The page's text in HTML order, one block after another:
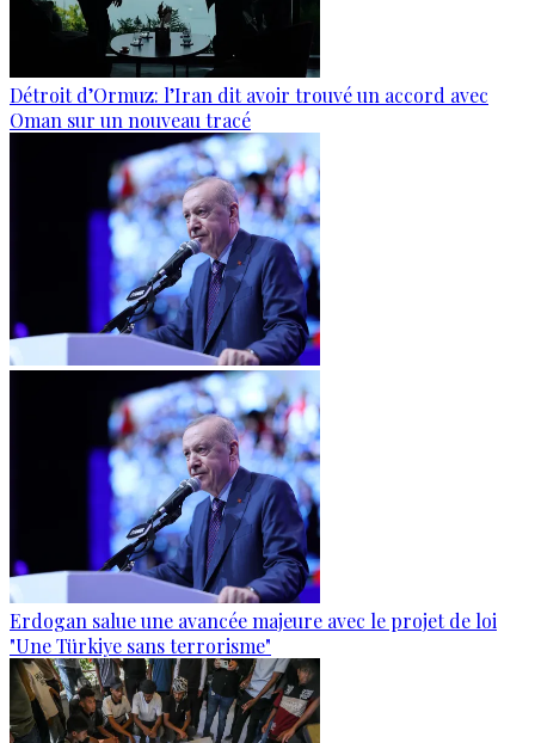
Détroit d’Ormuz: l’Iran dit avoir trouvé un accord avec
Oman sur un nouveau tracé
Erdogan salue une avancée majeure avec le projet de loi
"Une Türkiye sans terrorisme"